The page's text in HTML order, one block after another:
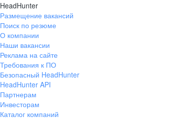
HeadHunter
Размещение вакансий
Поиск по резюме
О компании
Наши вакансии
Реклама на сайте
Требования к ПО
Безопасный HeadHunter
HeadHunter API
Партнерам
Инвесторам
Каталог компаний